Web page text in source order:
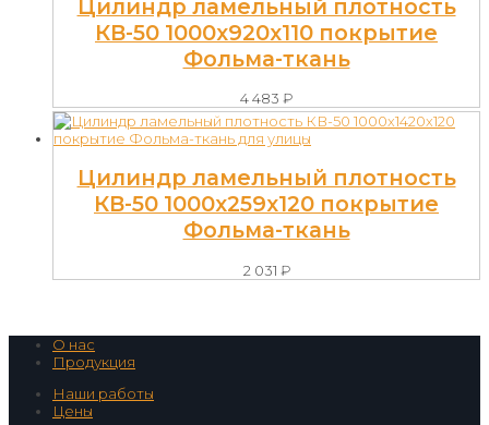
Цилиндр ламельный плотность
КВ-50 1000х920х110 покрытие
Фольма-ткань
4 483 ₽
Цилиндр ламельный плотность
КВ-50 1000х259х120 покрытие
Фольма-ткань
2 031 ₽
О нас
Продукция
Наши работы
Цены